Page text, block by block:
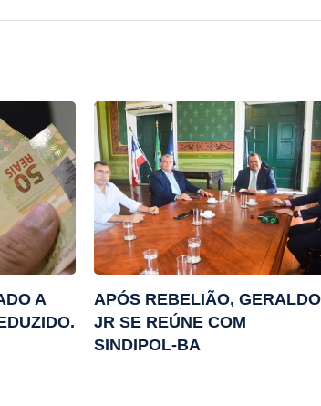
A
APÓS REBELIÃO, GERALDO
JR SE REÚNE COM
SINDIPOL-BA